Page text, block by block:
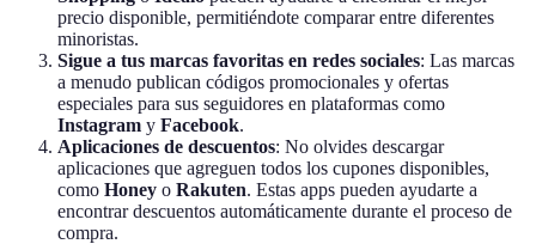
precio disponible, permitiéndote comparar entre diferentes
minoristas.
Sigue a tus marcas favoritas en redes sociales: Las marcas
a menudo publican códigos promocionales y ofertas
especiales para sus seguidores en plataformas como
Instagram y Facebook.
Aplicaciones de descuentos: No olvides descargar
aplicaciones que agreguen todos los cupones disponibles,
como Honey o Rakuten. Estas apps pueden ayudarte a
encontrar descuentos automáticamente durante el proceso de
compra.